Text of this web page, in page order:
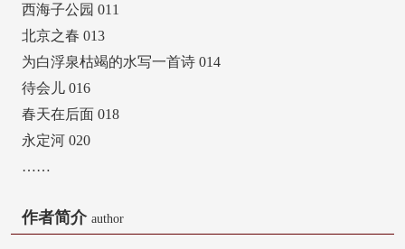
西海子公园 011
北京之春 013
为白浮泉枯竭的水写一首诗 014
待会儿 016
春天在后面 018
永定河 020
……
作者简介 author